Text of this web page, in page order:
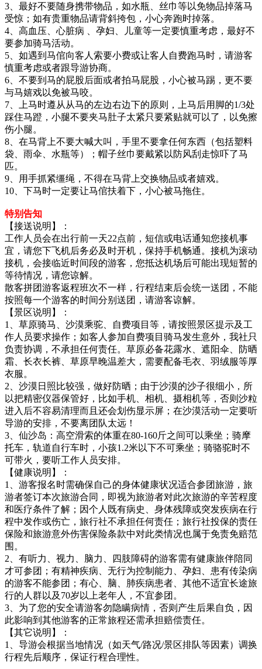
3、最好不要随身携带物品，如水瓶、丝巾等以免物品掉落马
受惊；如有贵重物品请背斜挎包，小心奔跑时掉落。
4、高血压、心脏病 、孕妇、儿童等一定要慎重考虑，最好不
要参加骑马活动。
5、如遇到马倌向客人索要小费或让客人自费跑马时，请游客
慎重考虑或者跟导游协商。
6、不要到马的屁股后面或者拍马屁股，小心被马踢，更不要
与马嬉戏以免被马咬。
7、上马时遵从从马的左边右边下的原则，上马后用脚的1/3处
踩住马蹬，小腿不要夹马肚子太紧只要紧贴就可以了，以免擦
伤小腿。
8、在马背上不要大喊大叫，手里不要拿任何东西（包括塑料
袋、雨伞、水瓶等）；帽子丝巾要戴紧以防风刮走惊吓了马
匹。
9、用手抓紧缰绳，不得在马背上交换物品或者嬉戏。
10、下马时一定要让马倌扶着下，小心被马拖住。
特别告知
【接送说明】：
工作人员会在出行前一天22点前，短信或电话通知您接机事
宜，请您下飞机后务必及时开机，保持手机畅通。接机为滚动
接机，会接临近时间段的游客，您抵达机场后可能出现短暂的
等待情况，请您谅解。
散客拼团游客返程班次不一样，行程结束后会统一送团，不能
按照每一个游客的时间分别送团，请游客谅解。
【景区说明】：
1、草原骑马、沙漠乘驼、自费项目等，请按照景区提示及工
作人员要求操作；如客人参加自费项目骑马发生意外，我社只
负责协调，不承担任何责任。草原必备花露水、遮阳伞、防晒
霜、长衣长裤、草原早晚温差大，需要配备毛衣、羽绒服等厚
衣服。
2、沙漠日照比较强，做好防晒；由于沙漠的沙子很细小，所
以把精密仪器保管好，比如手机、相机、摄相机等，否则沙粒
进入后不容易清理而且还会划伤显示屏；在沙漠活动一定要听
导游的安排，不要离团队太远！
3、仙沙岛：高空滑索的体重在80-160斤之间可以乘坐；骑摩
托车，轨道自行车时，小孩1.2米以下不可乘坐；骑骆驼时不
可带火，要听工作人员安排。
【健康说明】：
1、游客报名时需确保自己的身体健康状况适合参团旅游，旅
游者签订本次旅游合同，即视为旅游者对此次旅游的辛苦程度
和医疗条件了解；因个人既有病史、身体残障或突发疾病在行
程中发作或伤亡，旅行社不承担任何责任；旅行社投保的责任
保险和旅游意外伤害保险条款中对此类情况也属于免责免赔范
围。
2、有听力、视力、脑力、四肢障碍的游客需有健康旅伴陪同
才可参团；有精神疾病、无行为控制能力、孕妇、患有传染病
的游客不能参团；有心、脑、肺疾病患者、其他不适宜长途旅
行的人群以及70岁以上老年人，不宜参团。
3、为了您的安全请游客勿隐瞒病情，否则产生后果自负，因
此影响到其他游客的正常旅程还需承担赔偿责任。
【其它说明】：
1、导游会根据当地情况（如天气/路况/景区排队等因素）调换
行程先后顺序，保证行程合理性。